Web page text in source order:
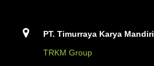
PT. Timurraya Karya Mandiri
TRKM Group